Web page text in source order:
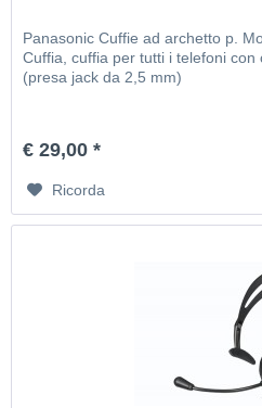
Panasonic Cuffie ad archetto p.
Cuffia, cuffia per tutti i telefoni con
(presa jack da 2,5 mm)
€ 29,00 *
Ricorda